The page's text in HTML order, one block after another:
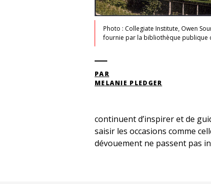
Photo : Collegiate Institute, Owen
fournie par la bibliothèque publique
PAR
MELANIE PLEDGER
continuent d’inspirer et de
saisir les occasions comme
dévouement ne passent pas